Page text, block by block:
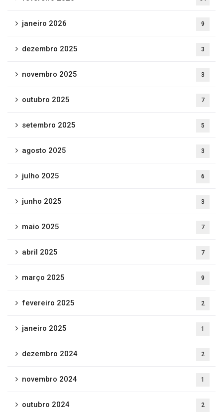
janeiro 2026 9
dezembro 2025 3
novembro 2025 3
outubro 2025 7
setembro 2025 5
agosto 2025 3
julho 2025 6
junho 2025 3
maio 2025 7
abril 2025 7
março 2025 9
fevereiro 2025 2
janeiro 2025 1
dezembro 2024 2
novembro 2024 1
outubro 2024 2